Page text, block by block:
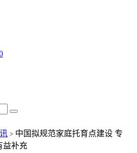
> 中国拟规范家庭托育点建设 专
益补充